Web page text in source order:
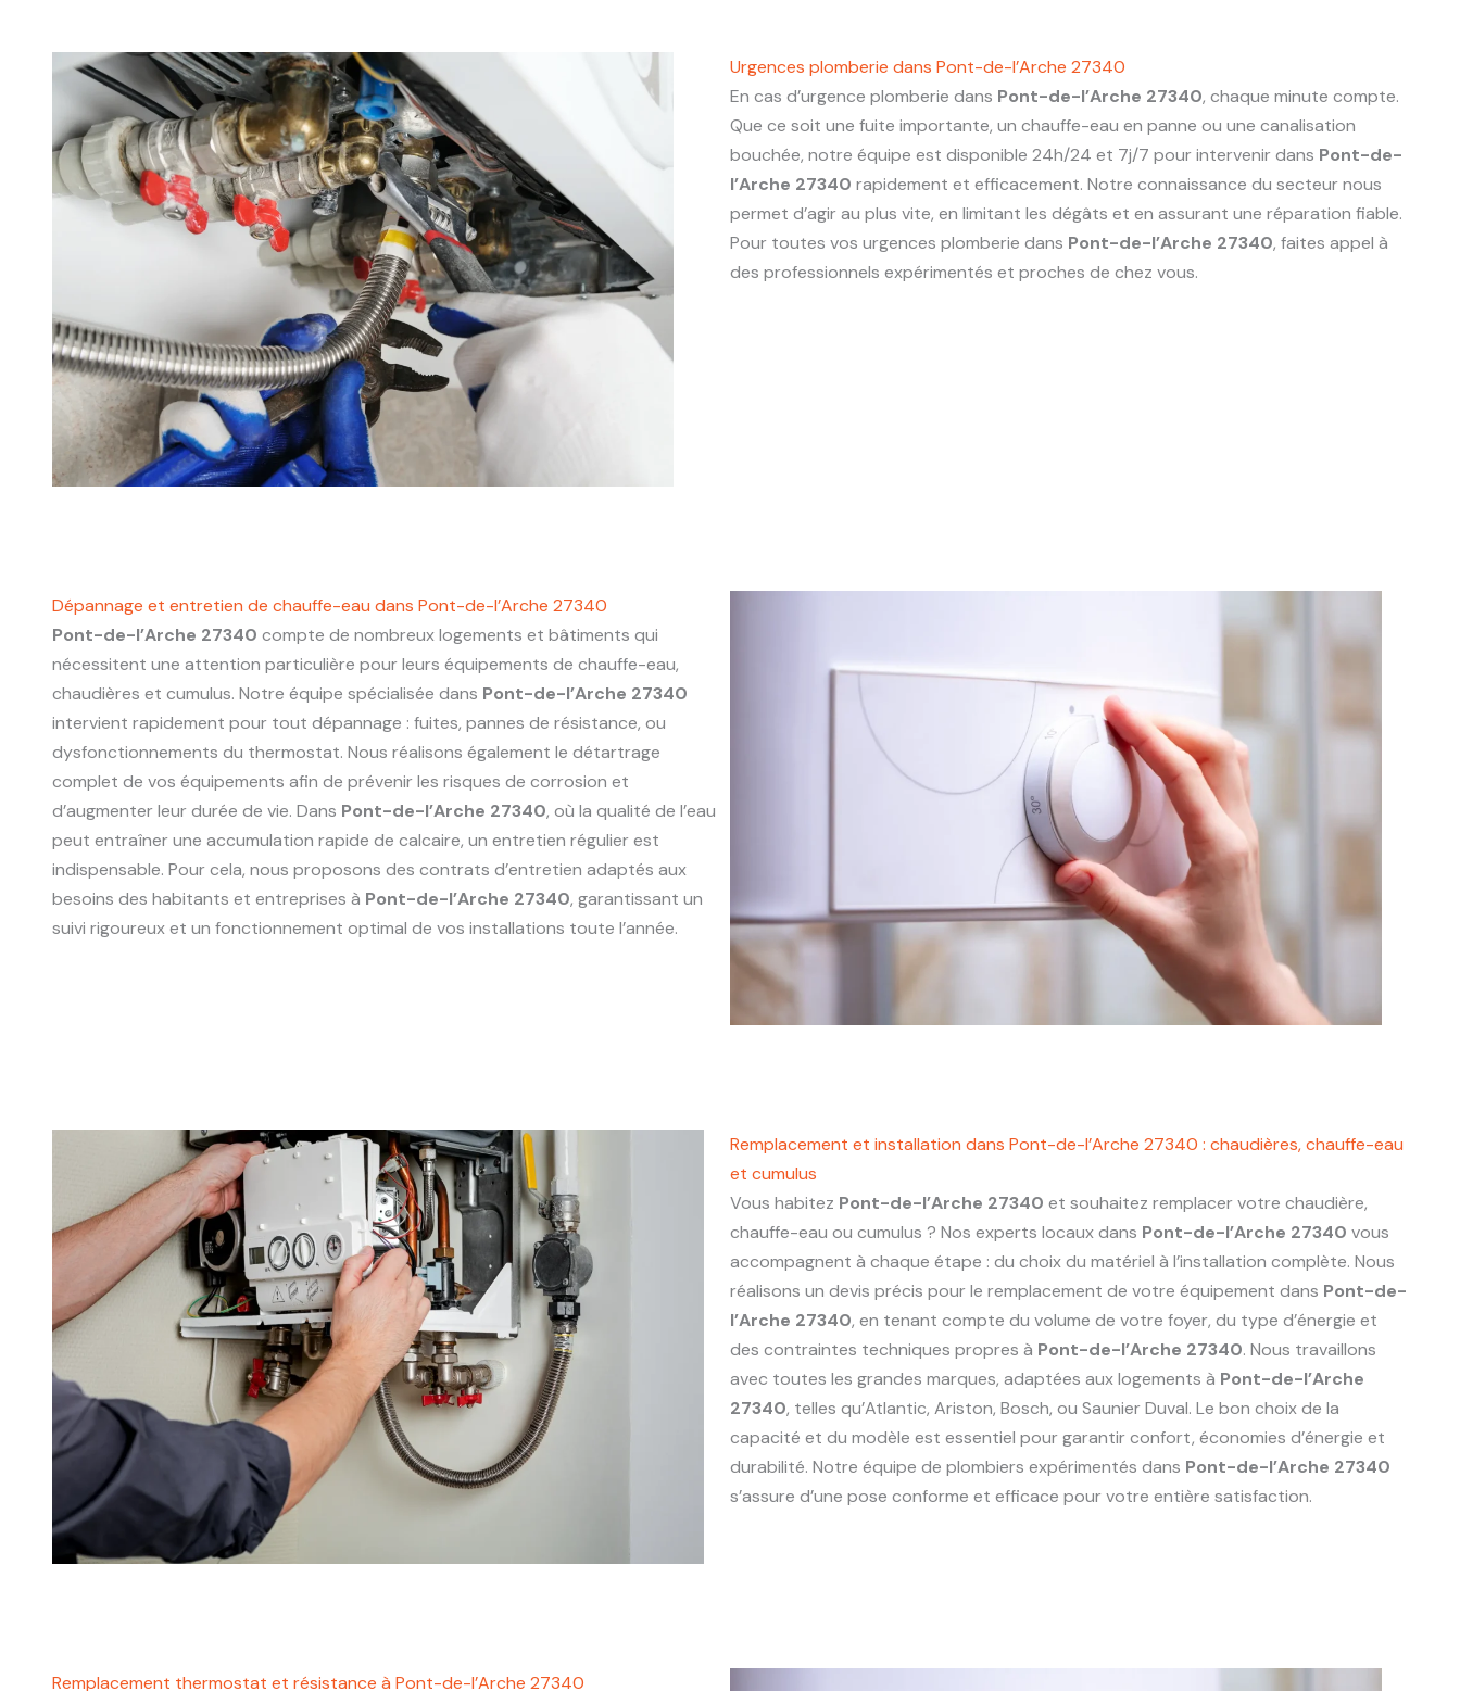
Urgences plomberie dans Pont-de-l’Arche 27340
En cas d’urgence plomberie dans Pont-de-l’Arche 27340, chaque minute compte.
Que ce soit une fuite importante, un chauffe-eau en panne ou une canalisation
bouchée, notre équipe est disponible 24h/24 et 7j/7 pour intervenir dans Pont-de-
l’Arche 27340 rapidement et efficacement. Notre connaissance du secteur nous
permet d’agir au plus vite, en limitant les dégâts et en assurant une réparation fiable.
Pour toutes vos urgences plomberie dans Pont-de-l’Arche 27340, faites appel à
des professionnels expérimentés et proches de chez vous.
Dépannage et entretien de chauffe-eau dans Pont-de-l’Arche 27340
Pont-de-l’Arche 27340 compte de nombreux logements et bâtiments qui
nécessitent une attention particulière pour leurs équipements de chauffe-eau,
chaudières et cumulus. Notre équipe spécialisée dans Pont-de-l’Arche 27340
intervient rapidement pour tout dépannage : fuites, pannes de résistance, ou
dysfonctionnements du thermostat. Nous réalisons également le détartrage
complet de vos équipements afin de prévenir les risques de corrosion et
d’augmenter leur durée de vie. Dans Pont-de-l’Arche 27340, où la qualité de l’eau
peut entraîner une accumulation rapide de calcaire, un entretien régulier est
indispensable. Pour cela, nous proposons des contrats d’entretien adaptés aux
besoins des habitants et entreprises à Pont-de-l’Arche 27340, garantissant un
suivi rigoureux et un fonctionnement optimal de vos installations toute l’année.
Remplacement et installation dans Pont-de-l’Arche 27340 : chaudières, chauffe-eau
et cumulus
Vous habitez Pont-de-l’Arche 27340 et souhaitez remplacer votre chaudière,
chauffe-eau ou cumulus ? Nos experts locaux dans Pont-de-l’Arche 27340 vous
accompagnent à chaque étape : du choix du matériel à l’installation complète. Nous
réalisons un devis précis pour le remplacement de votre équipement dans Pont-de-
l’Arche 27340, en tenant compte du volume de votre foyer, du type d’énergie et
des contraintes techniques propres à Pont-de-l’Arche 27340. Nous travaillons
avec toutes les grandes marques, adaptées aux logements à Pont-de-l’Arche
27340, telles qu’Atlantic, Ariston, Bosch, ou Saunier Duval. Le bon choix de la
capacité et du modèle est essentiel pour garantir confort, économies d’énergie et
durabilité. Notre équipe de plombiers expérimentés dans Pont-de-l’Arche 27340
s’assure d’une pose conforme et efficace pour votre entière satisfaction.
Remplacement thermostat et résistance à Pont-de-l’Arche 27340